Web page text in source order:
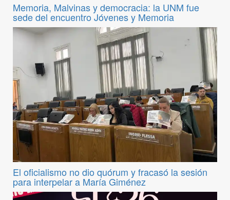
Memoria, Malvinas y democracia: la UNM fue
sede del encuentro Jóvenes y Memoria
El oficialismo no dio quórum y fracasó la sesión
para interpelar a María Giménez